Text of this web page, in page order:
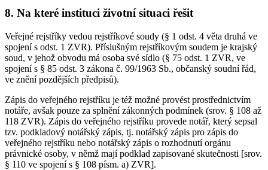
8. Na které instituci životní situaci řešit
Veřejné rejstříky vedou rejstříkové soudy (§ 1 odst. 4 věta druhá ve
spojení s odst. 1 ZVR). Příslušným rejstříkovým soudem je krajský
soud, v jehož obvodu má osoba své sídlo (§ 75 odst. 1 ZVR, ve
spojení s § 85 odst. 3 zákona č. 99/1963 Sb., občanský soudní řád,
ve znění pozdějších předpisů).
Zápis do veřejného rejstříku je též možné provést prostřednictvím
notáře, avšak pouze za splnění zákonných podmínek (srov. § 108 až
118 ZVR). Zápis do veřejného rejstříku provede notář, který sepsal
tzv. podkladový notářský zápis, tj. notářský zápis pro zápis do
veřejného rejstříku nebo notářský zápis o rozhodnutí orgánu
právnické osoby, v němž mají podklad zapisované skutečnosti [srov.
§ 110 ve spojení s § 108 písm. a) ZVR].